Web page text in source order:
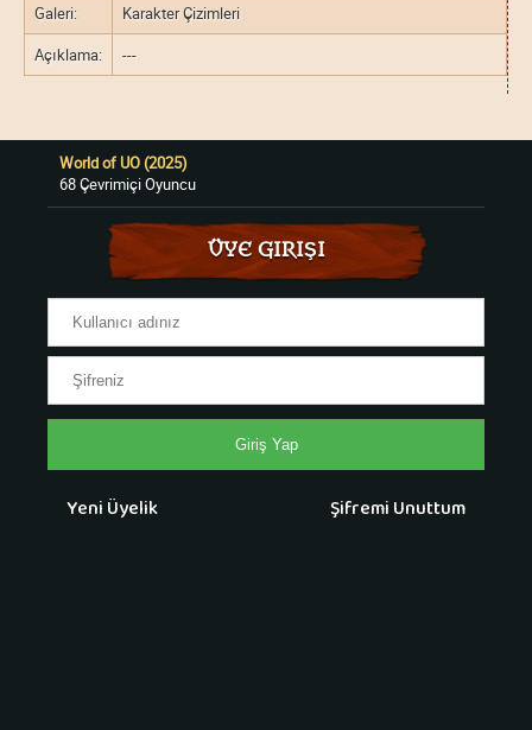
Galeri:
Karakter Çizimleri
Açıklama:
---
World of UO (2025)
68 Çevrimiçi Oyuncu
ÜYE GIRIŞI
Giriş Yap
Yeni Üyelik Şifremi Unuttum